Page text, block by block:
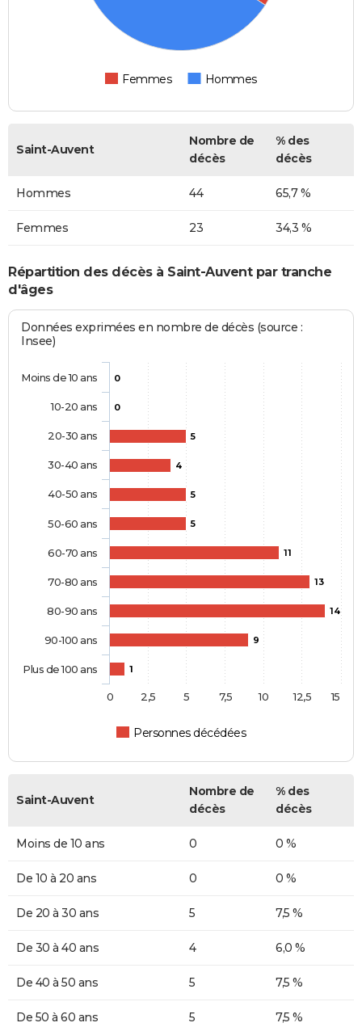
Femmes Hommes
Saint-Auvent
Nombre de
décès
% des
décès
Hommes 44 65,7 %
Femmes 23 34,3 %
Répartition des décès à Saint-Auvent par tranche
d'âges
Données exprimées en nombre de décès (source :
Insee)
0
0
5
4
5
5
11
13
14
9
1
Personnes décédées
Moins de 10 ans
10-20 ans
20-30 ans
30-40 ans
40-50 ans
50-60 ans
60-70 ans
70-80 ans
80-90 ans
90-100 ans
Plus de 100 ans
0 2,5 5 7,5 10 12,5 15
Saint-Auvent
Nombre de
décès
% des
décès
Moins de 10 ans 0 0 %
De 10 à 20 ans 0 0 %
De 20 à 30 ans 5 7,5 %
De 30 à 40 ans 4 6,0 %
De 40 à 50 ans 5 7,5 %
De 50 à 60 ans 5 7,5 %